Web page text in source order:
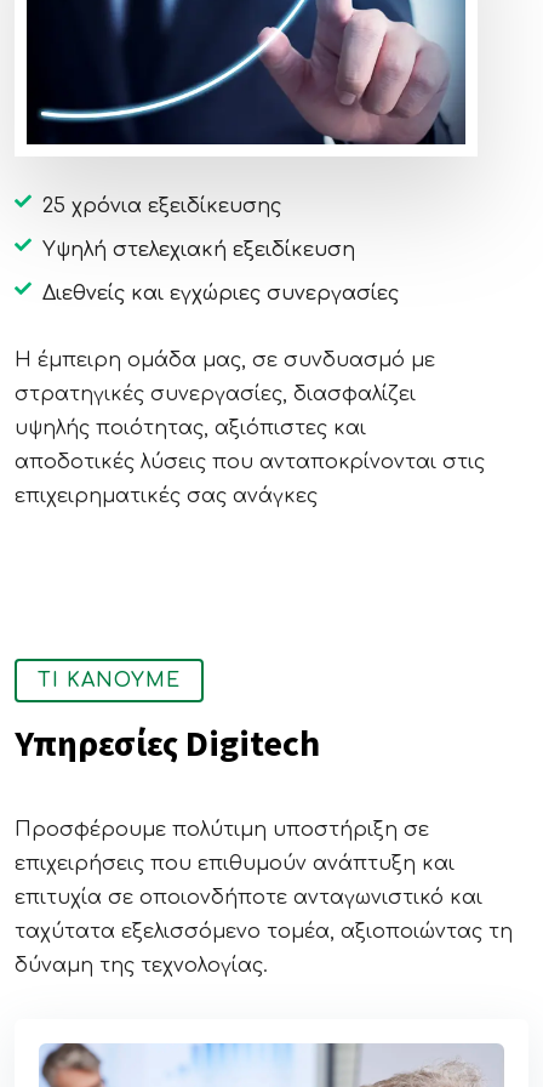
25 χρόνια εξειδίκευσης
Υψηλή στελεχιακή εξειδίκευση
Διεθνείς και εγχώριες συνεργασίες
Η έμπειρη ομάδα μας, σε συνδυασμό με
στρατηγικές συνεργασίες, διασφαλίζει
υψηλής ποιότητας, αξιόπιστες και
αποδοτικές λύσεις που ανταποκρίνονται στις
επιχειρηματικές σας ανάγκες
ΤΙ ΚΑΝΟΥΜΕ
Υπηρεσίες Digitech
Προσφέρουμε πολύτιμη υποστήριξη σε
επιχειρήσεις που επιθυμούν ανάπτυξη και
επιτυχία σε οποιονδήποτε ανταγωνιστικό και
ταχύτατα εξελισσόμενο τομέα, αξιοποιώντας τη
δύναμη της τεχνολογίας.